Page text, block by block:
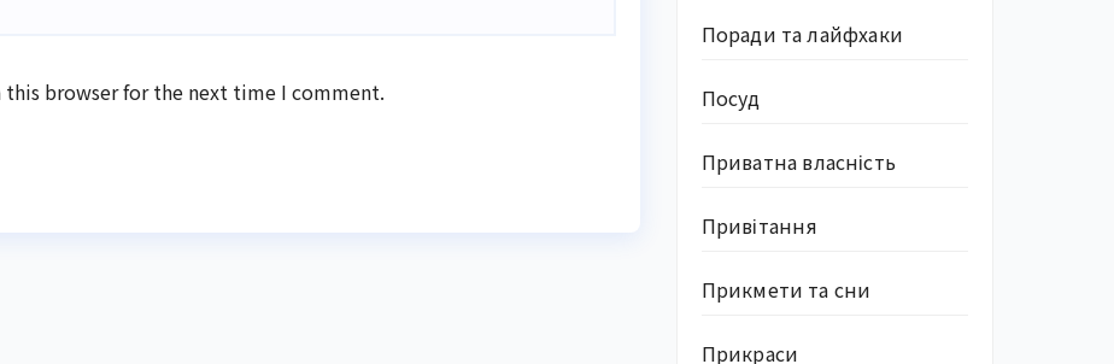
this browser for the next time I comment.
Поради та лайфхаки
Посуд
Приватна власність
Привітання
Прикмети та сни
Прикраси